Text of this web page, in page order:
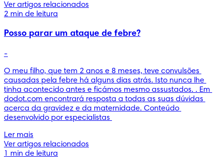
Ver artigos relacionados
2 min de leitura
Posso parar um ataque de febre?
-
O meu filho, que tem 2 anos e 8 meses, teve convulsões
causadas pela febre há alguns dias atrás. Isto nunca lhe
tinha acontecido antes e ficámos mesmo assustados. . Em
dodot.com encontrará resposta a todas as suas dúvidas
acerca da gravidez e da maternidade. Conteúdo
desenvolvido por especialistas
Ler mais
Ver artigos relacionados
1 min de leitura